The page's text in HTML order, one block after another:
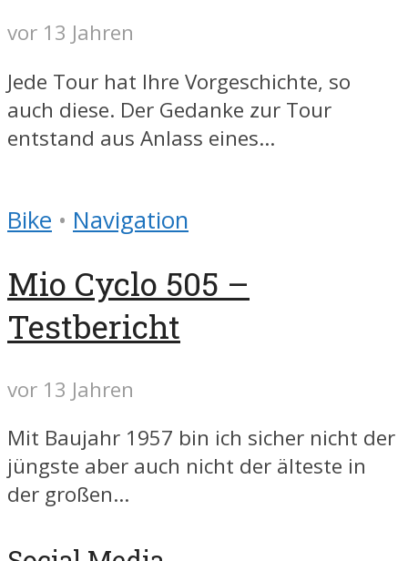
vor 13 Jahren
Jede Tour hat Ihre Vorgeschichte, so
auch diese. Der Gedanke zur Tour
entstand aus Anlass eines...
Bike • Navigation
Mio Cyclo 505 –
Testbericht
vor 13 Jahren
Mit Baujahr 1957 bin ich sicher nicht der
jüngste aber auch nicht der älteste in
der großen...